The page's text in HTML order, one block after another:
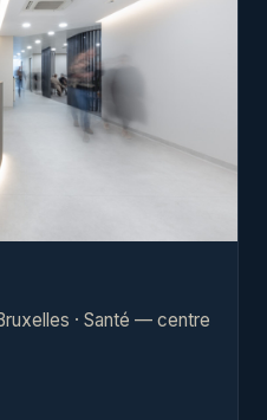
· Santé — centre